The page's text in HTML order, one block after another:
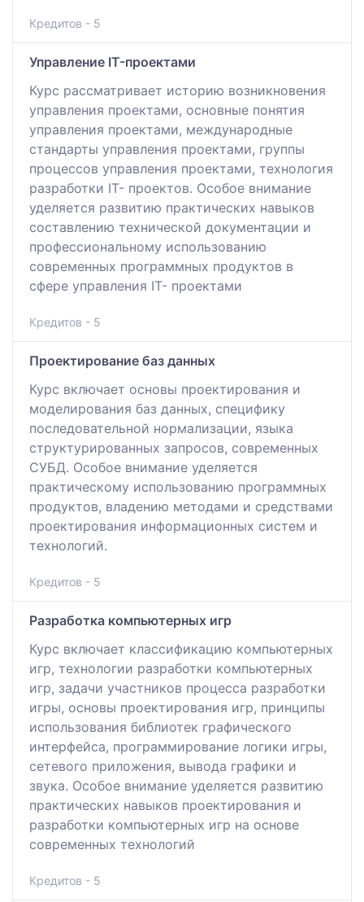
Кредитов - 5
Управление IT-проектами
Курс рассматривает историю возникновения
управления проектами, основные понятия
управления проектами, международные
стандарты управления проектами, группы
процессов управления проектами, технология
разработки IT- проектов. Особое внимание
уделяется развитию практических навыков
составлению технической документации и
профессиональному использованию
современных программных продуктов в
сфере управления IT- проектами
Кредитов - 5
Проектирование баз данных
Курс включает основы проектирования и
моделирования баз данных, специфику
последовательной нормализации, языка
структурированных запросов, современных
СУБД. Особое внимание уделяется
практическому использованию программных
продуктов, владению методами и средствами
проектирования информационных систем и
технологий.
Кредитов - 5
Разработка компьютерных игр
Курс включает классификацию компьютерных
игр, технологии разработки компьютерных
игр, задачи участников процесса разработки
игры, основы проектирования игр, принципы
использования библиотек графического
интерфейса, программирование логики игры,
сетевого приложения, вывода графики и
звука. Особое внимание уделяется развитию
практических навыков проектирования и
разработки компьютерных игр на основе
современных технологий
Кредитов - 5